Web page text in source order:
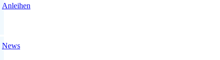
Anleihen
News